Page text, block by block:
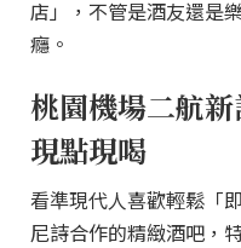
店」，不管是酒友還是
癮。
桃園機場二航
現點現喝
看準現代人喜歡輕鬆「
尼詩合作的精緻酒吧，